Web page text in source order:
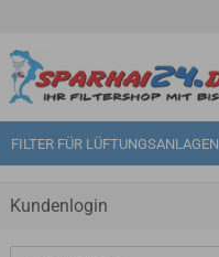
FILTER FÜR LÜFTUNGSANLAGEN
Kundenlogin